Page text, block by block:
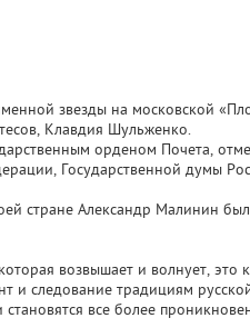
звезды на московской
Клавдия Шульженко.
орденом Почета,
Государственной думы
стране Александр Малинин
возвышает и волнует, это
и следование традициям
все более